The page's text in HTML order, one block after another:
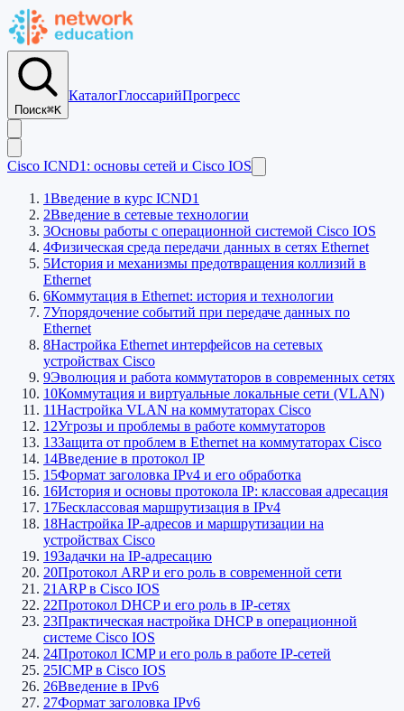
Поиск⌘K
КаталогГлоссарийПрогресс
Cisco ICND1: основы сетей и Cisco IOS
1Введение в курс ICND1
2Введение в сетевые технологии
3Основы работы с операционной системой Cisco IOS
4Физическая среда передачи данных в сетях Ethernet
5История и механизмы предотвращения коллизий в
Ethernet
6Коммутация в Ethernet: история и технологии
7Упорядочение событий при передаче данных по
Ethernet
8Настройка Ethernet интерфейсов на сетевых
устройствах Cisco
9Эволюция и работа коммутаторов в современных сетях
10Коммутация и виртуальные локальные сети (VLAN)
11Настройка VLAN на коммутаторах Cisco
12Угрозы и проблемы в работе коммутаторов
13Защита от проблем в Ethernet на коммутаторах Cisco
14Введение в протокол IP
15Формат заголовка IPv4 и его обработка
16История и основы протокола IP: классовая адресация
17Бесклассовая маршрутизация в IPv4
18Настройка IP-адресов и маршрутизации на
устройствах Cisco
19Задачки на IP-адресацию
20Протокол ARP и его роль в современной сети
21 ARP в Cisco IOS
22Протокол DHCP и его роль в IP-сетях
23Практическая настройка DHCP в операционной
системе Cisco IOS
24Протокол ICMP и его роль в работе IP-сетей
25ICMP в Cisco IOS
26Введение в IPv6
27Формат заголовка IPv6